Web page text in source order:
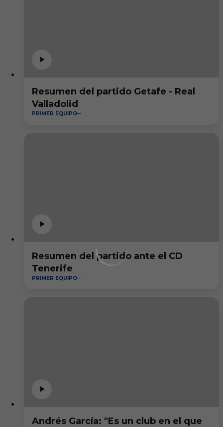
Resumen del partido Getafe - Real
Valladolid
PRIMER EQUIPO
Resumen del partido ante el CD
Tenerife
PRIMER EQUIPO
Andrés García: "Es un club en el que